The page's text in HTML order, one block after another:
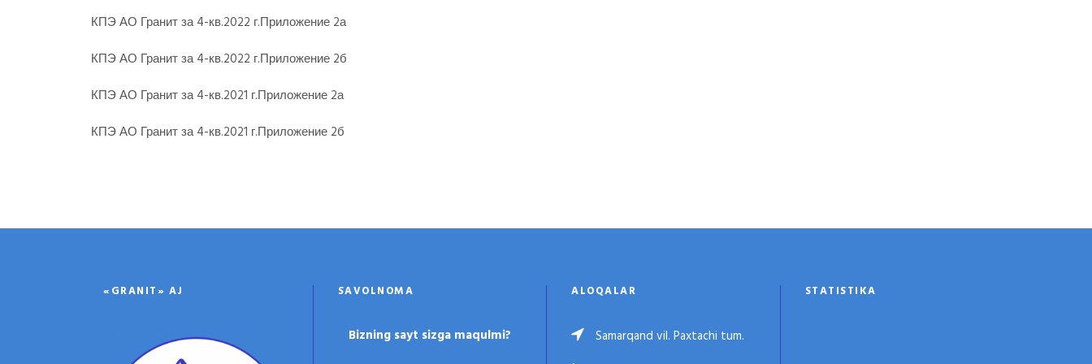
КПЭ АО Гранит за 4-кв.2022 г.Приложение 2а
КПЭ АО Гранит за 4-кв.2022 г.Приложение 2б
КПЭ АО Гранит за 4-кв.2021 г.Приложение 2а
КПЭ АО Гранит за 4-кв.2021 г.Приложение 2б
«GRANIT» AJ SAVOLNOMA
Bizning sayt sizga maqulmi?
ALOQALAR
Samarqand vil. Paxtachi tum.
STATISTIKA